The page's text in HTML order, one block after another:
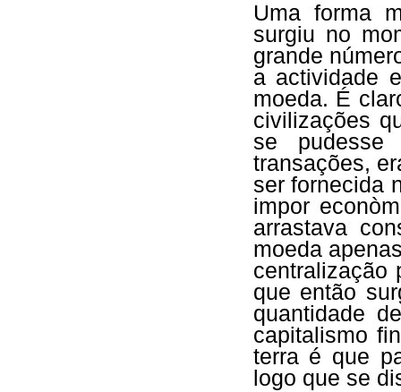
Uma forma
surgiu no
grande
a actividade
moeda. É
civilizações
se
transações,
ser fornecida
impor
arrastava
moeda
centralização
que então
quantidade
capitalismo
terra é que
logo que se